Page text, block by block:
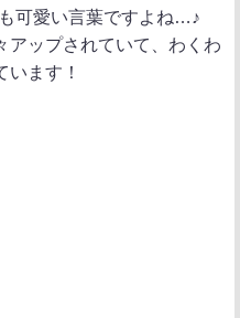
可愛い言葉ですよね…♪
アップされていて、わくわ
います！